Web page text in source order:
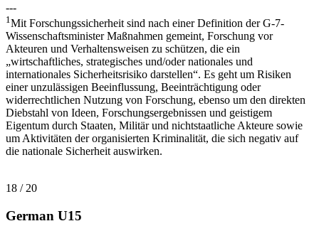
---
1 Mit Forschungssicherheit sind nach einer Definition der G-7-
Wissenschaftsminister Maßnahmen gemeint, Forschung vor
Akteuren und Verhaltensweisen zu schützen, die ein
„wirtschaftliches, strategisches und/oder nationales und
internationales Sicherheitsrisiko darstellen“. Es geht um Risiken
einer unzulässigen Beeinflussung, Beeinträchtigung oder
widerrechtlichen Nutzung von Forschung, ebenso um den direkten
Diebstahl von Ideen, Forschungsergebnissen und geistigem
Eigentum durch Staaten, Militär und nichtstaatliche Akteure sowie
um Aktivitäten der organisierten Kriminalität, die sich negativ auf
die nationale Sicherheit auswirken.
18 / 20
German U15